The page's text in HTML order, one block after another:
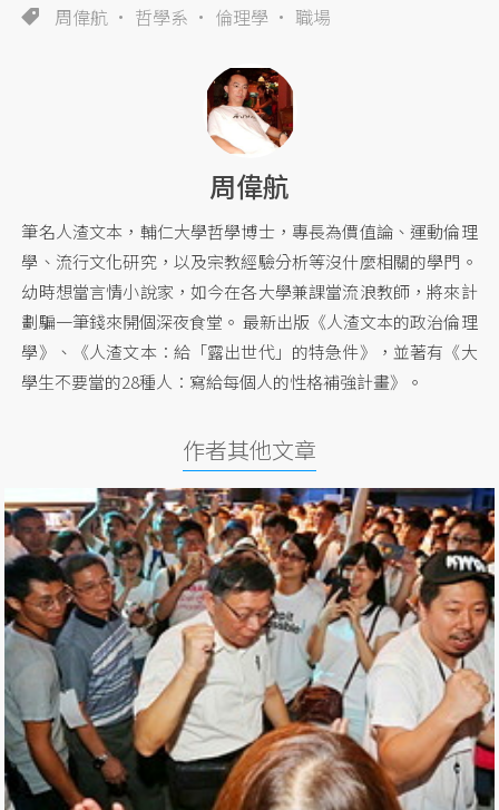
周偉航 哲學系 倫理學 職場
周偉航
筆名人渣文本，輔仁大學哲學博士，專長為價值論、運動倫理
學、流行文化研究，以及宗教經驗分析等沒什麼相關的學門。
幼時想當言情小說家，如今在各大學兼課當流浪教師，將來計
劃騙一筆錢來開個深夜食堂。 最新出版《人渣文本的政治倫理
學》、《人渣文本：給「露出世代」的特急件》，並著有《大
學生不要當的28種人：寫給每個人的性格補強計畫》。
作者其他文章